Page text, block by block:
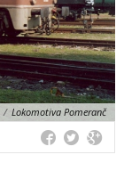
/ Lokomotiva Pomeranč